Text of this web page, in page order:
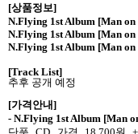
[상품정보]
N.Flying 1st Album [Man
N.Flying 1st Album [Man
N.Flying 1st Album [Man
[Track List]
추후 공개 예정
[가격안내]
- N.Flying 1st Album [Man